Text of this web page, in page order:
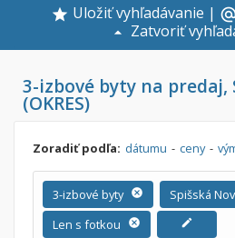
Uložiť vyhľadávanie |
Zatvoriť
3-izbové byty na predaj,
(OKRES)
Zoradiť podľa: dátumu - ceny -
3-izbové byty cancel Spišská
Len s fotkou cancel edit